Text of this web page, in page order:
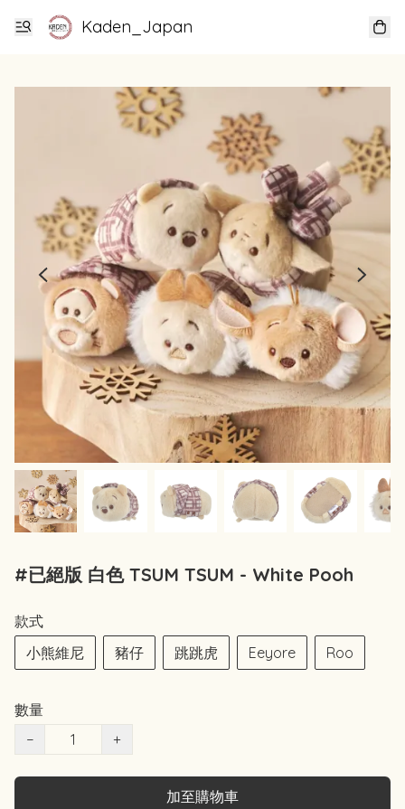
Kaden_Japan
#已絕版 白色 TSUM TSUM - White Pooh
款式
小熊維尼
豬仔 跳跳虎 Eeyore Roo
數量
−
+
加至購物車